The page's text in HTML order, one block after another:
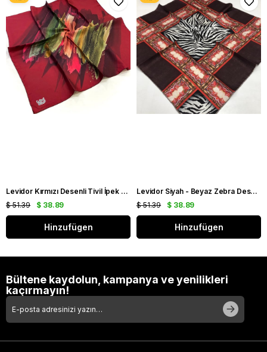
Levidor Kırmızı Desenli Tivil İpek Eşarp 19086
$ 38.89
$ 51.39
Hinzufügen
Levidor Siyah - Beyaz Zebra Desen Tivil İpek Eşarp 20808
$ 38.89
$ 51.39
Hinzufügen
Bültene kaydolun, kampanya ve yenilikleri
kaçırmayın!